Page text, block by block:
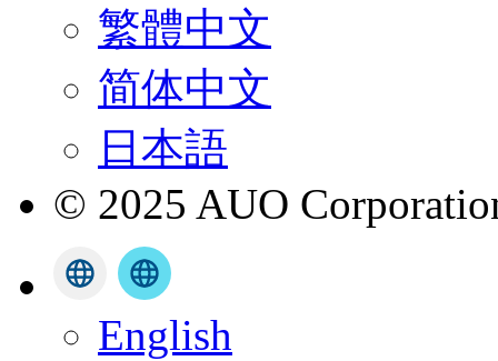
繁體中文
简体中文
日本語
© 2025 AUO
English